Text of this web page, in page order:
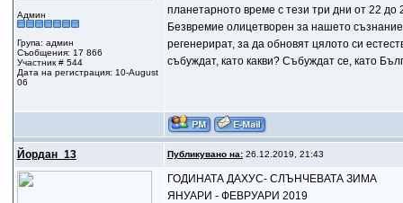
Админ
Група: админ
Съобщения: 17 866
Участник # 544
Дата на регистрация: 10-August
06
планетарното време с тези три дни от 22 до
Безвремие олицетворен за нашето
регенерират, за да обновят цялото си
събуждат, като какви? Събуждат се, като
Йордан_13 Публикувано на:26.12.2019, 21:43
ГОДИНАТА ДАХУС- СЛЪНЧЕВАТА ЗИМА
ЯНУАРИ - ФЕВРУАРИ 2019